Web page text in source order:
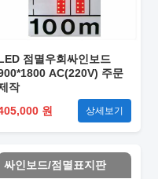
점멸우회싸인보드
AC(220V) 주문
작
원
상세보기
싸인보드/점멸표지판